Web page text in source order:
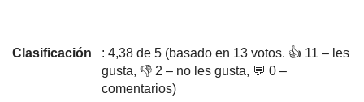
Clasificación
: 4,38 de 5 (basado en 13 votos. 👍 11 – les
gusta, 👎 2 – no les gusta, 💬 0 –
comentarios)